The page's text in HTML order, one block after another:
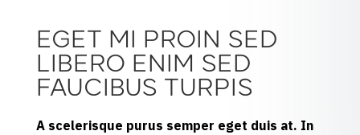
EGET MI PROIN SED
LIBERO ENIM SED
FAUCIBUS TURPIS
A scelerisque purus semper eget duis at. In